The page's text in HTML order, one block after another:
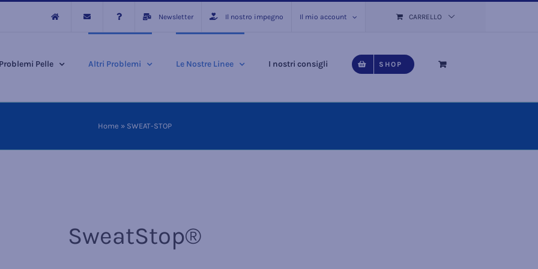
Newsletter Il nostro impegno Il mio account CARRELLO
Problemi Pelle Altri Problemi Le Nostre Linee I nostri consigli SHOP
Home » SWEAT-STOP
SweatStop®